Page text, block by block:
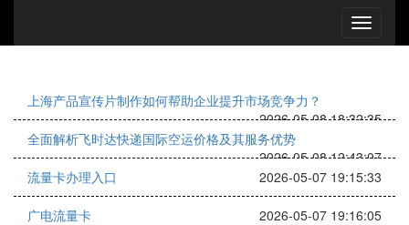
上海产品宣传片制作如何帮助企业提升市场竞争力？
2026-05-08 18:32:35
全面解析飞时达快递国际空运价格及其服务优势
2026-05-08 12:43:07
流量卡办理入口
2026-05-07 19:15:33
广电流量卡 2026-05-07 19:16:05